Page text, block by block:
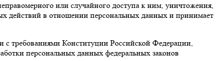
или случайного доступа к ним, уничтожения,
действий в отношении персональных данных и принимает
с требованиями Конституции Российской Федерации,
персональных данных федеральных законов